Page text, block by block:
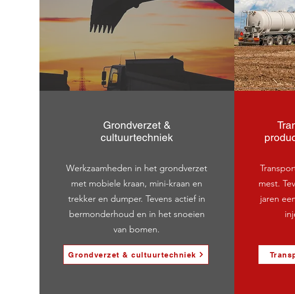
Grondverzet &
cultuurtechniek
Werkzaamheden in het grondverzet
met mobiele kraan, mini-kraan en
trekker en dumper. Tevens actief in
bermonderhoud en in het snoeien
van bomen.
Grondverzet & cultuurtechniek
mest.
jaren